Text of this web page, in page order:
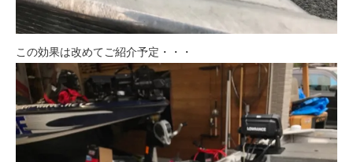
この効果は改めてご紹介予定・・・